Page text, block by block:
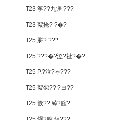
T23 筝??九涯 ???
T23 絮掩? ?�?
T25 胼? ???
T25 ???�?泣?祉?�?
T25 P.?泣?ゃ???
T25 絮怨?? ?ヨ??
T25 篏?? 綽?腟?